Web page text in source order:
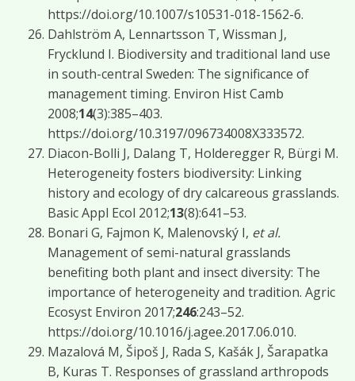
https://doi.org/10.1007/s10531-018-1562-6.
Dahlström A, Lennartsson T, Wissman J,
Frycklund I. Biodiversity and traditional land use
in south-central Sweden: The significance of
management timing. Environ Hist Camb
2008;14(3):385–403.
https://doi.org/10.3197/096734008X333572.
Diacon-Bolli J, Dalang T, Holderegger R, Bürgi M.
Heterogeneity fosters biodiversity: Linking
history and ecology of dry calcareous grasslands.
Basic Appl Ecol 2012;13(8):641–53.
Bonari G, Fajmon K, Malenovský I, et al.
Management of semi-natural grasslands
benefiting both plant and insect diversity: The
importance of heterogeneity and tradition. Agric
Ecosyst Environ 2017;246:243–52.
https://doi.org/10.1016/j.agee.2017.06.010.
Mazalová M, Šipoš J, Rada S, Kašák J, Šarapatka
B, Kuras T. Responses of grassland arthropods